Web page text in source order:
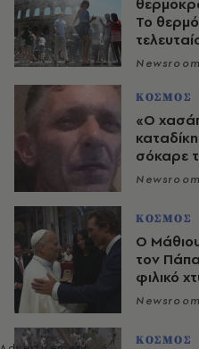
To
Newsroom
ΚΟΣΜΟΣ
«Ο
σόκαρε
Newsroom
ΚΟΣΜΟΣ
Ο
τον
φιλικό
Newsroom
ΚΟΣΜΟΣ